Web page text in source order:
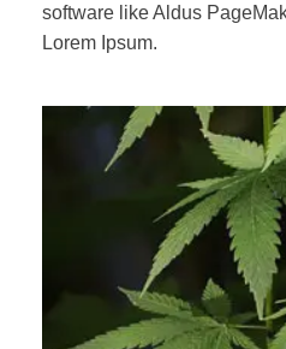
software like Aldus
Lorem Ipsum.